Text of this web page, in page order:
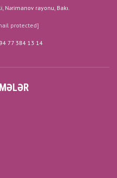
Nərimanov rayonu, Bakı.
protected]
77 384 13 14